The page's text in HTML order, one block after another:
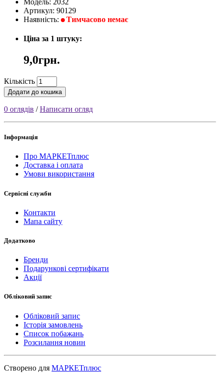
Артикул: 90129
Наявність:
Тимчасово немає
Ціна за 1 штуку:
9,0грн.
Кількість
Додати до кошика
0 оглядів /Написати огляд
Інформація
Про МАРКЕТплюс
Доставка і оплата
Умови використання
Сервісні служби
Контакти
Мапа сайту
Додатково
Бренди
Подарункові сертифікати
Акції
Обліковий запис
Обліковий запис
Історія замовлень
Список побажань
Розсилання новин
Створено для МАРКЕТплюс